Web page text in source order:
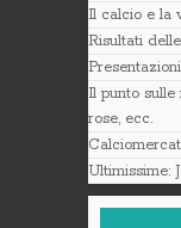
Il calcio e la
Risultati
Il punto sulle
rose, ecc.
Ultimissime: